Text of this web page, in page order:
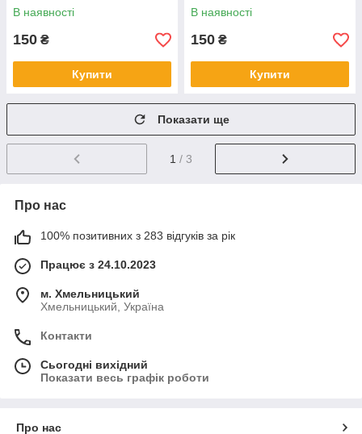
В наявності
150 ₴
Купити
В наявності
150 ₴
Купити
Показати ще
1 / 3
Про нас
100% позитивних з 283 відгуків за рік
Працює з 24.10.2023
м. Хмельницький
Хмельницький, Україна
Контакти
Сьогодні вихідний
Показати весь графік роботи
Про нас